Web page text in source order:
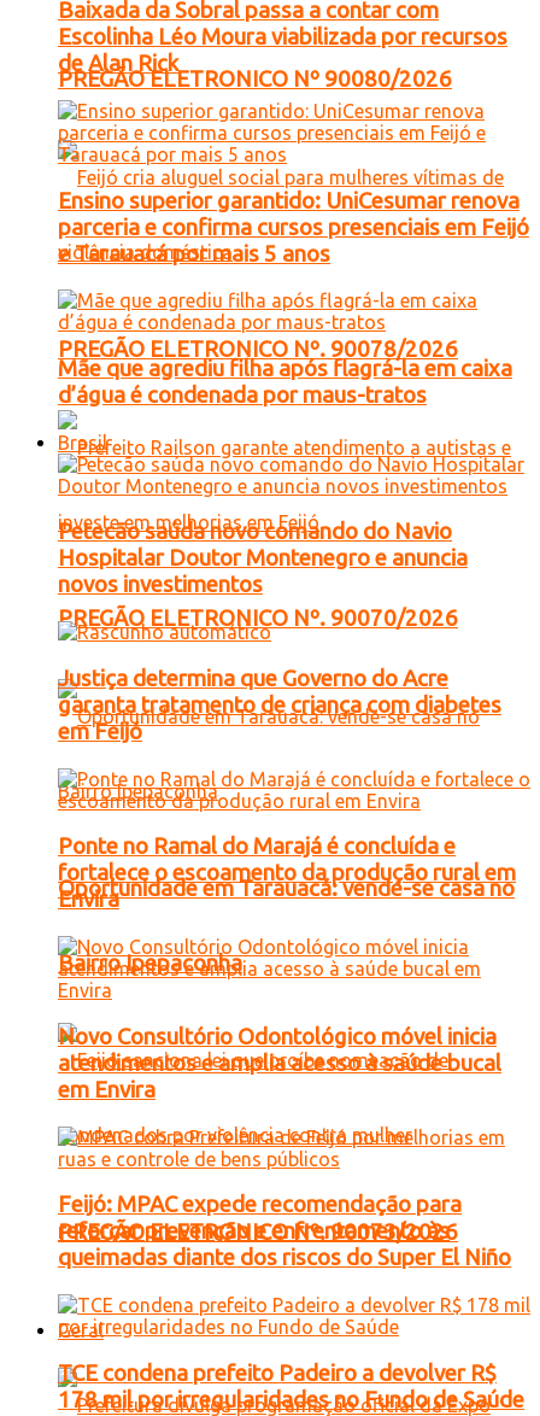
PREGÃO ELETRONICO Nº 90080/2026
PREGÃO ELETRONICO Nº. 90078/2026
PREGÃO ELETRONICO Nº. 90070/2026
Oportunidade em Tarauacá: vende-se casa no
Bairro Ipepaconha
PREGÃO ELETRONICO Nº. 90073/2026
Geral
Baixada da Sobral passa a contar com
Escolinha Léo Moura viabilizada por recursos
de Alan Rick
Ensino superior garantido: UniCesumar renova
parceria e confirma cursos presenciais em Feijó
e Tarauacá por mais 5 anos
Mãe que agrediu filha após flagrá-la em caixa
d’água é condenada por maus-tratos
Brasil
Petecão saúda novo comando do Navio
Hospitalar Doutor Montenegro e anuncia
novos investimentos
Justiça determina que Governo do Acre
garanta tratamento de criança com diabetes
em Feijó
Ponte no Ramal do Marajá é concluída e
fortalece o escoamento da produção rural em
Envira
Novo Consultório Odontológico móvel inicia
atendimentos e amplia acesso à saúde bucal
em Envira
Feijó: MPAC expede recomendação para
reforçar prevenção e enfrentamento às
queimadas diante dos riscos do Super El Niño
TCE condena prefeito Padeiro a devolver R$
178 mil por irregularidades no Fundo de Saúde